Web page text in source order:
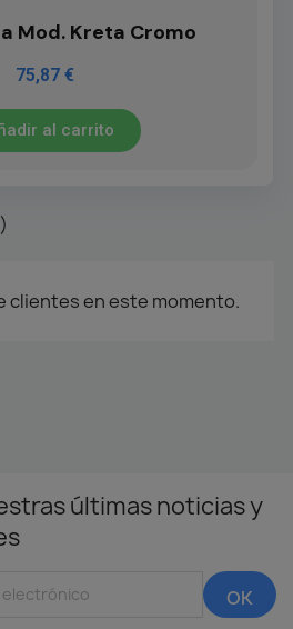
Mod. Kreta Cromo
75,87 €
al carrito
clientes en este momento.
últimas noticias y